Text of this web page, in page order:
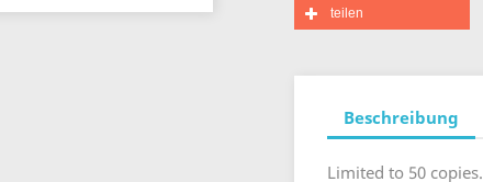
teilen
Beschreibung
Limited to 50 copies.